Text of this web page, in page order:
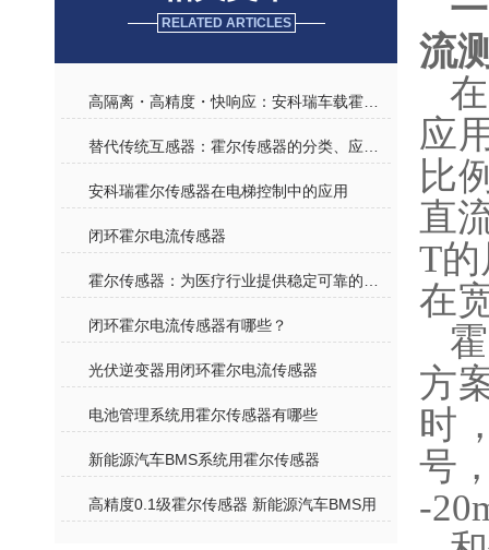
RELATED ARTICLES
安科瑞霍尔传感器在电梯控制中的应用
闭环霍尔电流传感器
闭环霍尔电流传感器有哪些？
光伏逆变器用闭环霍尔电流传感器
电池管理系统用霍尔传感器有哪些
新能源汽车BMS系统用霍尔传感器
高精度0.1级霍尔传感器 新能源汽车BMS用
流
应
比
直
T
在
方
时
号
-